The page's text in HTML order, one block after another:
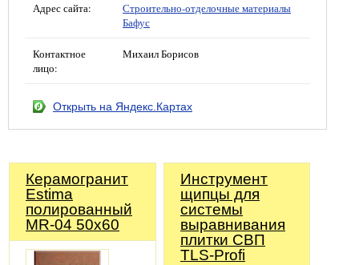
Адрес сайта:
Строительно-отделочные материалы
Бафус
Контактное
лицо:
Михаил Борисов
Открыть на Яндекс.Картах
Керамогранит
Estima
полированный
MR-04 50х60
Инструмент
щипцы для
системы
выравнивания
плитки СВП
TLS-Profi